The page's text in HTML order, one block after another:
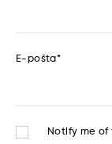
E-pošta*
Notify me